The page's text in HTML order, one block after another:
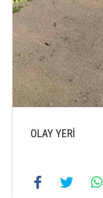
OLAY YERİ